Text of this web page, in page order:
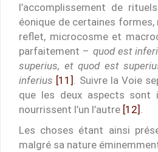
l’accomplissement de
éonique de certaines formes,
reflet, microcosme et
parfaitement – quod est
superius, et quod est
inferius [11]
. Suivre la Voie
que les deux aspects sont
nourrissent l’un l’autre [12]
Les choses étant ainsi
malgré sa nature